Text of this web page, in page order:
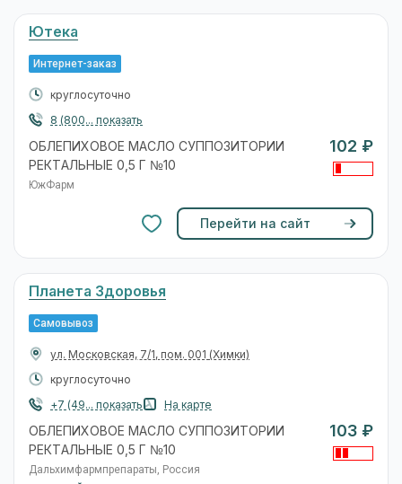
Ютека
Интернет-заказ
круглосуточно
8 (800... показать
ОБЛЕПИХОВОЕ МАСЛО СУППОЗИТОРИИ
РЕКТАЛЬНЫЕ 0,5 Г №10
ЮжФарм
102 ₽
Перейти на сайт
Планета Здоровья
Самовывоз
ул. Московская, 7/1, пом. 001 (Химки)
круглосуточно
+7 (49... показать
На карте
ОБЛЕПИХОВОЕ МАСЛО СУППОЗИТОРИИ
РЕКТАЛЬНЫЕ 0,5 Г №10
Дальхимфармпрепараты, Россия
103 ₽